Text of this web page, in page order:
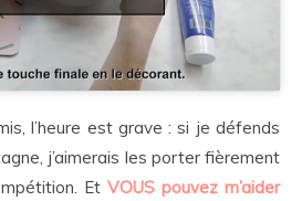
l’heure est grave : si je défends
j’aimerais les porter fièrement
Et VOUS pouvez m’aider